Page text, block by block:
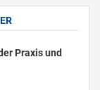
Praxis und